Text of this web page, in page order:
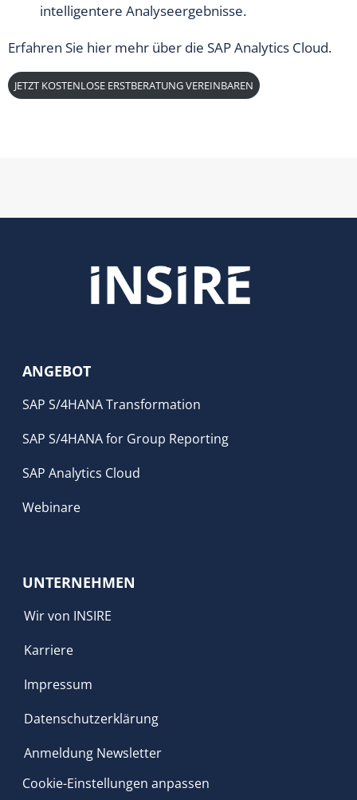
intelligentere Analyseergebnisse.
Erfahren Sie hier mehr über die SAP Analytics Cloud.
JETZT KOSTENLOSE ERSTBERATUNG VEREINBAREN
ANGEBOT
SAP S/4HANA Transformation
SAP S/4HANA for Group Reporting
SAP Analytics Cloud
Webinare
UNTERNEHMEN
Wir von INSIRE
Karriere
Impressum
Datenschutzerklärung
Anmeldung Newsletter
Cookie-Einstellungen anpassen